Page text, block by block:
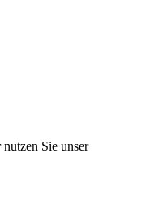
Sie unser